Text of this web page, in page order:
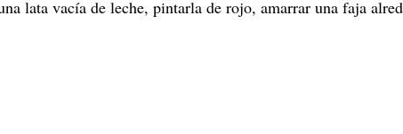
lata vacía de leche, pintarla de rojo, amarrar una faja